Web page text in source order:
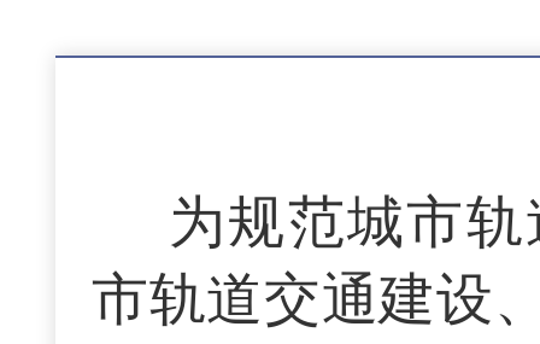
为规范城市
市轨道交通建设